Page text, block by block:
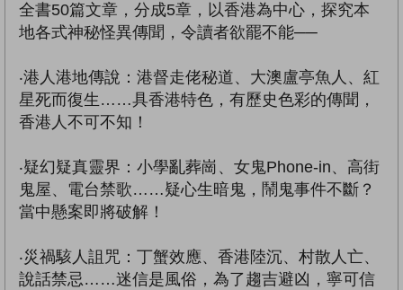
全書50篇文章，分成5章，以香港為中心，探究本
地各式神秘怪異傳聞，令讀者欲罷不能──
‧港人港地傳說：港督走佬秘道、大澳盧亭魚人、紅
星死而復生……具香港特色，有歷史色彩的傳聞，
香港人不可不知！
‧疑幻疑真靈界：小學亂葬崗、女鬼Phone-in、高街
鬼屋、電台禁歌……疑心生暗鬼，鬧鬼事件不斷？
當中懸案即將破解！
‧災禍駭人詛咒：丁蟹效應、香港陸沉、村散人亡、
說話禁忌……迷信是風俗，為了趨吉避凶，寧可信